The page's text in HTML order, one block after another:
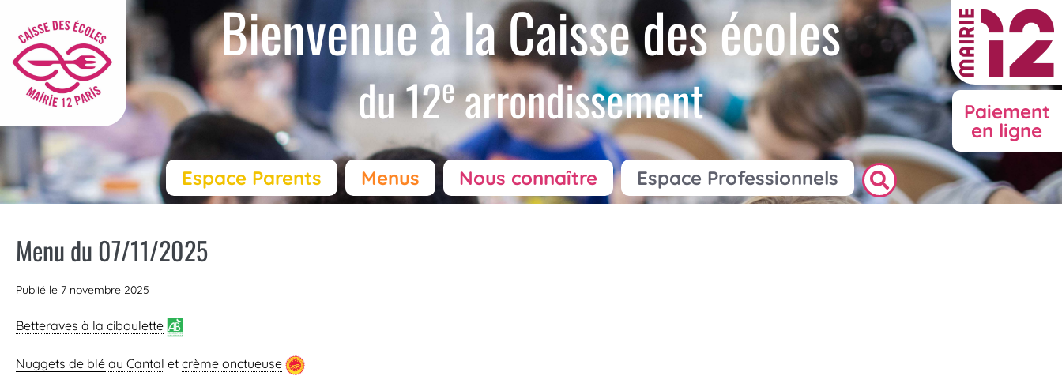
Bienvenue à la Caisse des écoles
du 12earrondissement
Paiement
en ligne
Espace Parents
Menus Nous connaître Espace Professionnels
Menu du 07/11/2025
Publié le 7 novembre 2025
Betteraves à la ciboulette
Nuggets de blé au Cantal et crème onctueuse